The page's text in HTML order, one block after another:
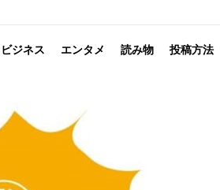
ビジネス エンタメ 読み物 投稿方法